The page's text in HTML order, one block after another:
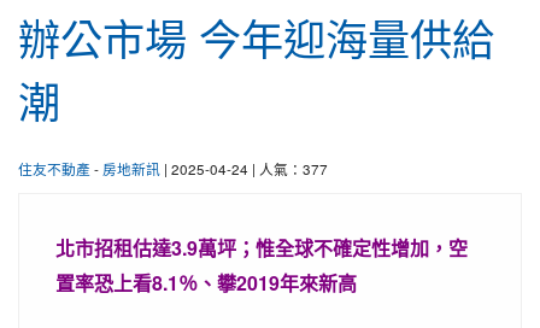
辦公市場 今年迎海量供給
潮
住友不動產 - 房地新訊 | 2025-04-24 | 人氣：377
北市招租估達3.9萬坪；惟全球不確定性增加，空
置率恐上看8.1％、攀2019年來新高